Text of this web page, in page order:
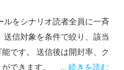
ルをシナリオ読者全員に一斉
信対象を条件で絞り、該当
です。 送信後は開封率、ク
ができます。 … 続きを読む